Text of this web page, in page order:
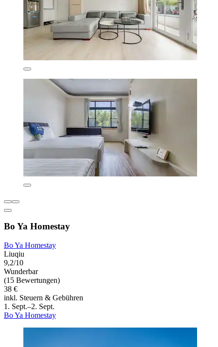
Bo Ya Homestay
Bo Ya Homestay
Liuqiu
9,2/10
Wunderbar
(15 Bewertungen)
38 €
inkl. Steuern & Gebühren
1. Sept.–2. Sept.
Bo Ya Homestay